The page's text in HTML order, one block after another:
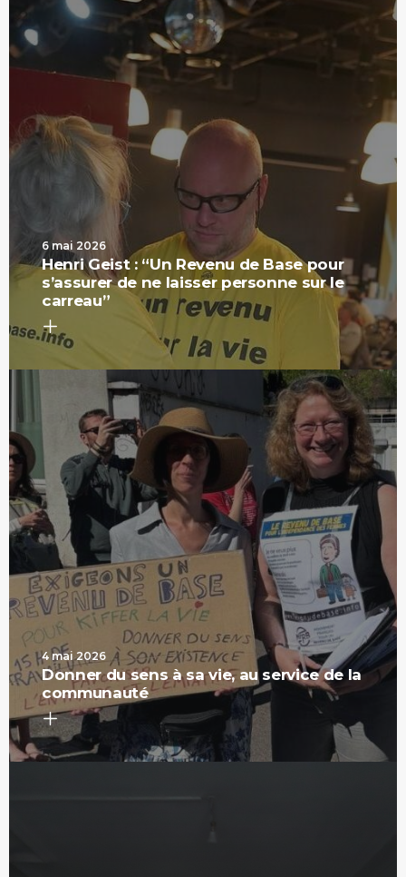
6 mai 2026
Henri Geist : “Un Revenu de Base pour
s’assurer de ne laisser personne sur le
carreau”
4 mai 2026
Donner du sens à sa vie, au service de la
communauté